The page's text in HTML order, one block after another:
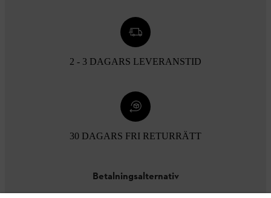
2 - 3 DAGARS LEVERANSTID
30 DAGARS FRI RETURRÄTT
Betalningsalternativ